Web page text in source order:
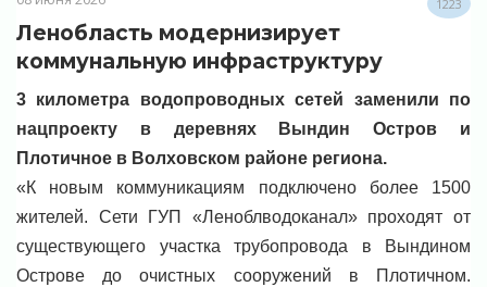
1223
Ленобласть модернизирует
коммунальную инфраструктуру
3 километра водопроводных сетей заменили по
нацпроекту в деревнях Вындин Остров и
Плотичное в Волховском районе региона.
«К новым коммуникациям подключено более 1500
жителей. Сети ГУП «Леноблводоканал» проходят от
существующего участка трубопровода в Вындином
Острове до очистных сооружений в Плотичном.